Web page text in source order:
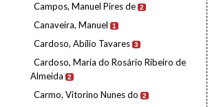
Campos, Manuel Pires de 2
Canaveira, Manuel 1
Cardoso, Abílio Tavares 3
Cardoso, Maria do Rosário Ribeiro de
Almeida
2
Carmo, Vitorino Nunes do 2